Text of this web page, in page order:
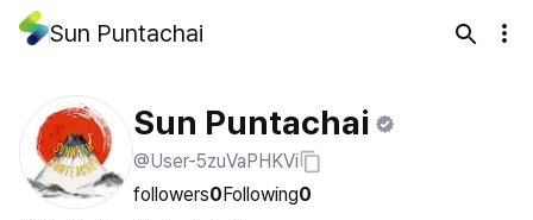
Sun Puntachai
Sun Puntachai
@User-5zuVaPHKVi
followers0Following0